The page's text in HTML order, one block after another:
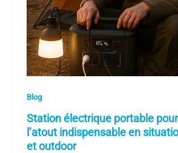
Blog
Station électrique portable
l’atout indispensable en
et outdoor